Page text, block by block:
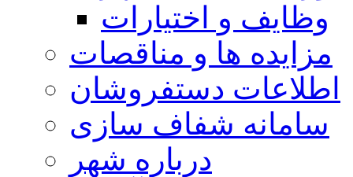
وظایف و اختیارات
مزایده ها و مناقصات
اطلاعات دستفروشان
سامانه شفاف سازی
درباره شهر